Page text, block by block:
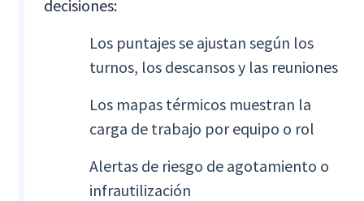
decisiones:
Los puntajes se ajustan según los
turnos, los descansos y las reuniones
Los mapas térmicos muestran la
carga de trabajo por equipo o rol
Alertas de riesgo de agotamiento o
infrautilización